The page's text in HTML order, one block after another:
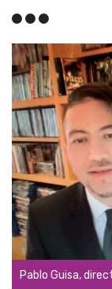
Pablo Guisa,